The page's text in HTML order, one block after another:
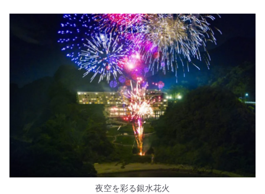
夜空を彩る銀水花火